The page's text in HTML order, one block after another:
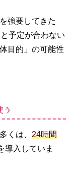
強要してきた
予定が合わない
目的」の可能性
くは、 24時間
導入していま